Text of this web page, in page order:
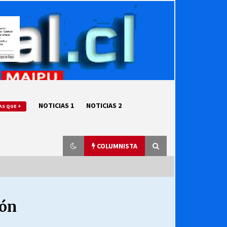
QUE + NOTICIAS 1 NOTICIAS 2
COLUMNISTA